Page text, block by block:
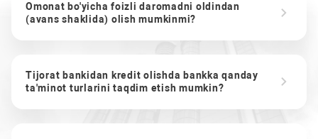
Omonat bo'yicha foizli daromadni oldindan
(avans shaklida) olish mumkinmi?
Tijorat bankidan kredit olishda bankka qanday
ta'minot turlarini taqdim etish mumkin?